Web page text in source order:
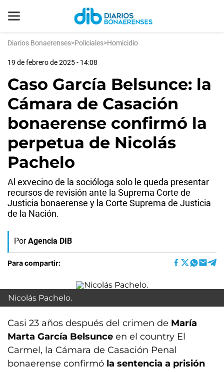
Diarios Bonaerenses>Policiales>Homicidio
19 de febrero de 2025 - 14:08
Caso García Belsunce: la
Cámara de Casación
bonaerense confirmó la
perpetua de Nicolás
Pachelo
Al exvecino de la socióloga solo le queda presentar
recursos de revisión ante la Suprema Corte de
Justicia bonaerense y la Corte Suprema de Justicia
de la Nación.
Por Agencia DIB
Para compartir:
Nicolás Pachelo.
Casi 23 años después del crimen de María
Marta García Belsunce en el country El
Carmel, la Cámara de Casación Penal
bonaerense confirmó la sentencia a prisión